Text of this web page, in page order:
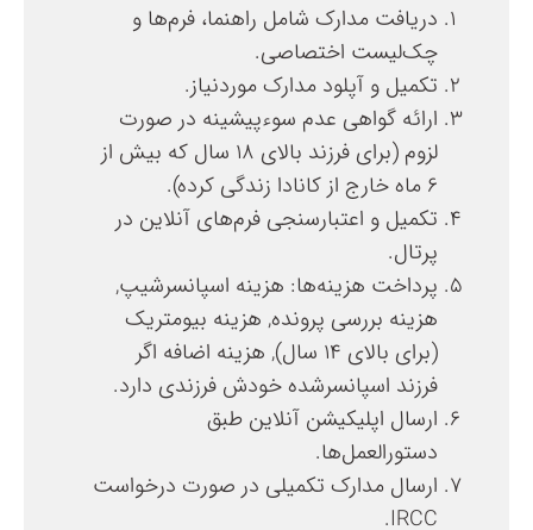
دریافت مدارک شامل راهنما، فرم‌ها و
چک‌لیست اختصاصی.
تکمیل و آپلود مدارک موردنیاز.
ارائه گواهی عدم سوءپیشینه در صورت
لزوم (برای فرزند بالای ۱۸ سال که بیش از
۶ ماه خارج از کانادا زندگی کرده).
تکمیل و اعتبارسنجی فرم‌های آنلاین در
پرتال.
پرداخت هزینه‌ها: هزینه اسپانسرشیپ,
هزینه بررسی پرونده, هزینه بیومتریک
(برای بالای ۱۴ سال), هزینه اضافه اگر
فرزند اسپانسرشده خودش فرزندی دارد.
ارسال اپلیکیشن آنلاین طبق
دستورالعمل‌ها.
ارسال مدارک تکمیلی در صورت درخواست
IRCC.